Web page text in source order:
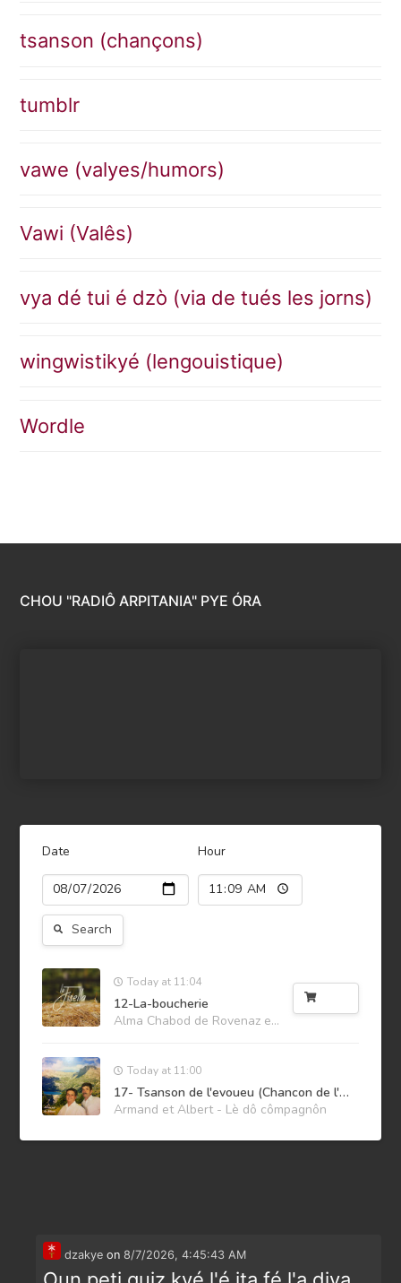
tsanson (chançons)
tumblr
vawe (valyes/humors)
Vawi (Valês)
vya dé tui é dzò (via de tués les jorns)
wingwistikyé (lengouistique)
Wordle
CHOU "RADIÔ ARPITANIA" PYE ÓRA
Date Hour
Search
Today at 11:04
12-La-boucherie
Alma Chabod de Rovenaz en Val Savaranche
Today at 11:00
17- Tsanson de l'evoueu (Chancon de l'egoue)
Armand et Albert - Lè dô cômpagnôn
dzakye on 8/7/2026, 4:45:43 AM